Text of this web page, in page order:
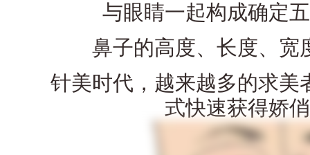
与眼睛一起构成确定五
鼻子的高度、长度、宽
针美时代，越来越多的求美
式快速获得娇